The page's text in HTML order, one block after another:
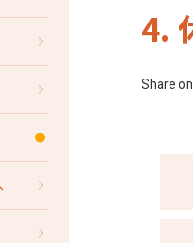
4.
Share